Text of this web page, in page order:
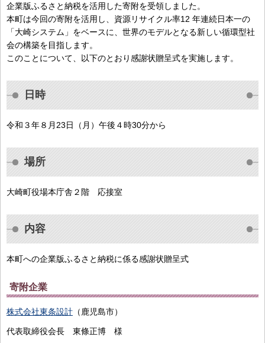
企業版ふるさと納税を活⽤した寄附を受領しました。
本町は今回の寄附を活⽤し、資源リサイクル率12 年連続⽇本⼀の
「⼤崎システム」をベースに、世界のモデルとなる新しい循環型社
会の構築を⽬指します。
このことについて、以下のとおり感謝状贈呈式を実施します。
日時
令和３年８月23日（月）午後４時30分から
場所
大崎町役場本庁舎２階 応接室
内容
本町への企業版ふるさと納税に係る感謝状贈呈式
寄附企業
株式会社東条設計 （鹿児島市）
代表取締役会長 東條正博 様